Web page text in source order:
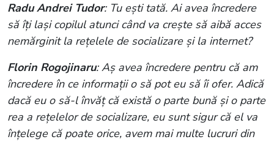
Radu Andrei Tudor: Tu ești tată. Ai avea încredere
să îți lași copilul atunci când va crește să aibă acces
nemărginit la rețelele de socializare și la internet?
Florin Rogojinaru: Aș avea încredere pentru că am
încredere în ce informații o să pot eu să îi ofer. Adică
dacă eu o să-l învăț că există o parte bună și o parte
rea a rețelelor de socializare, eu sunt sigur că el va
înțelege că poate orice, avem mai multe lucruri din